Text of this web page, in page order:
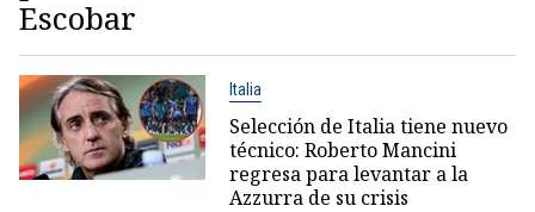
Escobar
Italia
Selección de Italia tiene nuevo
técnico: Roberto Mancini
regresa para levantar a la
Azzurra de su crisis